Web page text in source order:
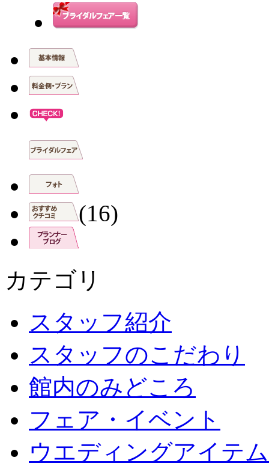
(16)
カテゴリ
スタッフ紹介
スタッフのこだわり
館内のみどころ
フェア・イベント
ウエディングアイテム